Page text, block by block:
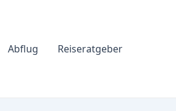
Abflug Reiseratgeber